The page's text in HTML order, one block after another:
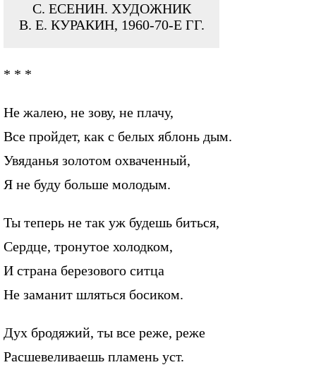
С. ЕСЕНИН. ХУДОЖНИК
В. Е. КУРАКИН, 1960-70-Е ГГ.
* * *
Не жалею, не зову, не плачу,
Все пройдет, как с белых яблонь дым.
Увяданья золотом охваченный,
Я не буду больше молодым.
Ты теперь не так уж будешь биться,
Сердце, тронутое холодком,
И страна березового ситца
Не заманит шляться босиком.
Дух бродяжий, ты все реже, реже
Расшевеливаешь пламень уст.